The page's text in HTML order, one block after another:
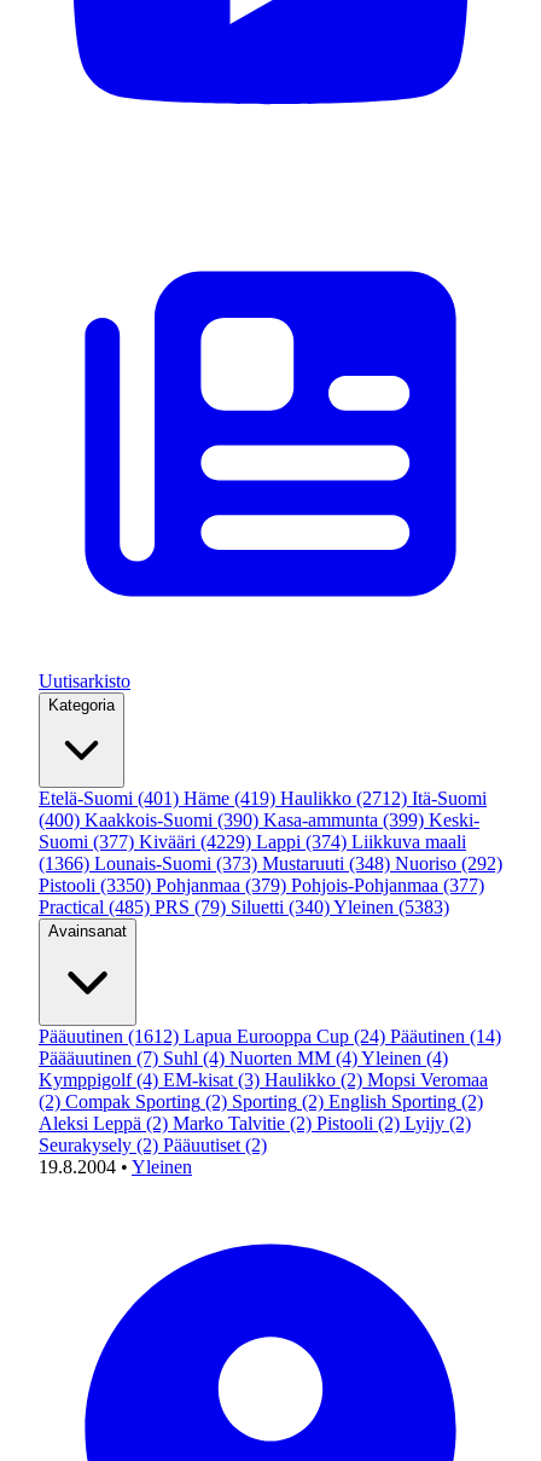
Uutisarkisto
Kategoria
Etelä-Suomi (401) Häme (419) Haulikko (2712) Itä-Suomi
(400) Kaakkois-Suomi (390) Kasa-ammunta (399) Keski-
Suomi (377) Kivääri (4229) Lappi (374) Liikkuva maali
(1366) Lounais-Suomi (373) Mustaruuti (348) Nuoriso (292)
Pistooli (3350) Pohjanmaa (379) Pohjois-Pohjanmaa (377)
Practical (485) PRS (79) Siluetti (340)Yleinen (5383)
Avainsanat
Pääuutinen (1612) Lapua Eurooppa Cup (24) Pääutinen (14)
Päääuutinen (7) Suhl (4) Nuorten MM (4)Yleinen (4)
Kymppigolf (4) EM-kisat (3) Haulikko (2) Mopsi Veromaa
(2) Compak Sporting (2) Sporting (2) English Sporting (2)
Aleksi Leppä (2) Marko Talvitie (2) Pistooli (2) Lyijy (2)
Seurakysely (2) Pääuutiset (2)
19.8.2004 • Yleinen